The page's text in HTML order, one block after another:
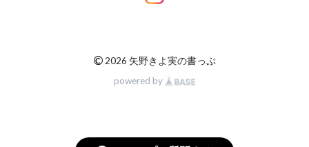
©2026 矢野きよ実の書っぷ
powered by